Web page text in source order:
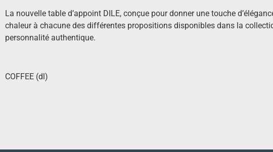
La nouvelle table d’appoint DILE, conçue pour donner une touche
chaleur à chacune des différentes propositions disponibles dans la
personnalité authentique.
COFFEE (dl)